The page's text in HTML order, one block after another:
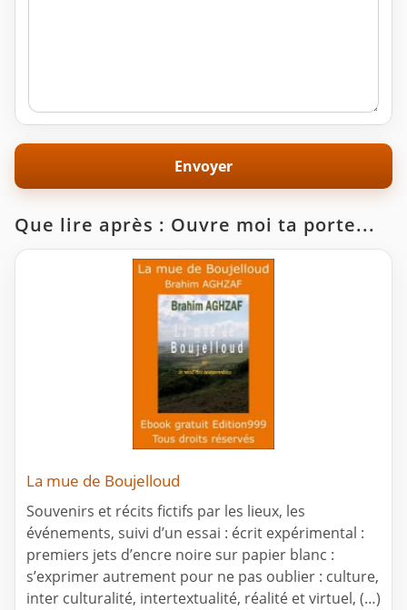
Que lire après : Ouvre moi ta porte...
La mue de Boujelloud
Souvenirs et récits fictifs par les lieux, les
événements, suivi d’un essai : écrit expérimental :
premiers jets d’encre noire sur papier blanc :
s’exprimer autrement pour ne pas oublier : culture,
inter culturalité, intertextualité, réalité et virtuel, (…)